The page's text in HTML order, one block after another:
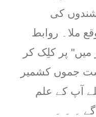
کی
ملا۔ روابط
پر کلِک کر
جموں کشمیر
آپ کے علم
۔ ۔ ۔